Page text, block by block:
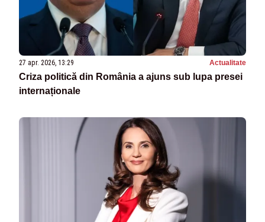
27 apr. 2026, 13:29 Actualitate
Criza politică din România a ajuns sub lupa presei
internaționale